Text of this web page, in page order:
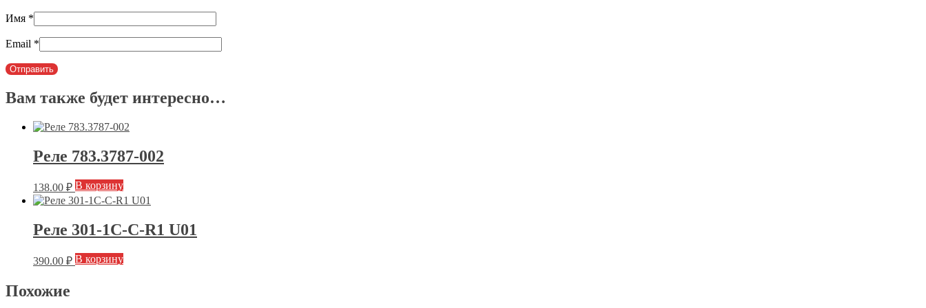
Имя *
Email *
Вам также будет интересно…
Реле 783.3787-002
138.00 ₽ В корзину
Реле 301-1C-C-R1 U01
390.00 ₽ В корзину
Похожие